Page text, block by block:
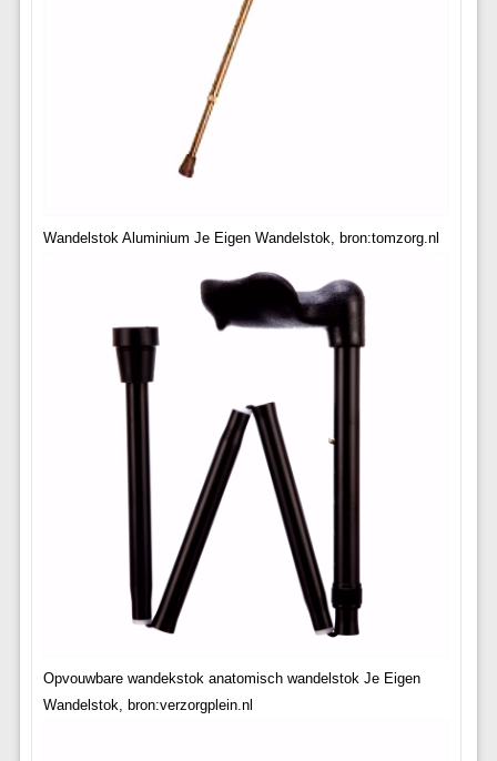
Wandelstok Aluminium Je Eigen Wandelstok, bron:tomzorg.nl
Opvouwbare wandekstok anatomisch wandelstok Je Eigen
Wandelstok, bron:verzorgplein.nl